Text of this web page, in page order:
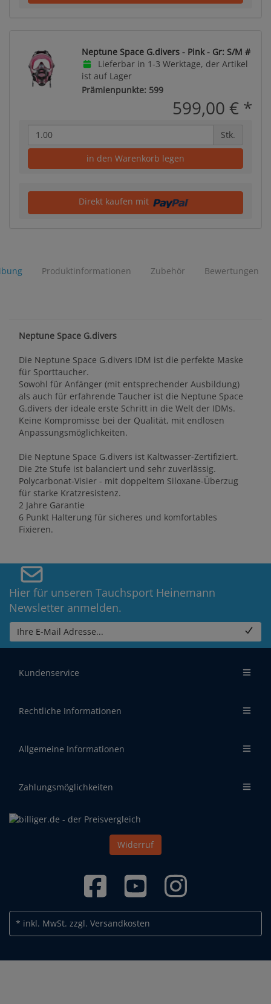
Neptune Space G.divers - Pink - Gr: S/M #
Lieferbar in 1-3 Werktage, der Artikel
ist auf Lager
Prämienpunkte: 599
599,00 € *
Stk.
in den Warenkorb legen
Direkt kaufen mit
Produktinformationen Zubehör Bewertungen
Neptune Space G.divers
Die Neptune Space G.divers IDM ist die perfekte Maske
für Sporttaucher.
Sowohl für Anfänger (mit entsprechender Ausbildung)
als auch für erfahrende Taucher ist die Neptune Space
G.divers der ideale erste Schritt in die Welt der IDMs.
Keine Kompromisse bei der Qualität, mit endlosen
Anpassungsmöglichkeiten.
Die Neptune Space G.divers ist Kaltwasser-Zertifiziert.
Die 2te Stufe ist balanciert und sehr zuverlässig.
Polycarbonat-Visier - mit doppeltem Siloxane-Überzug
für starke Kratzresistenz.
2 Jahre Garantie
6 Punkt Halterung für sicheres und komfortables
Fixieren.
Hier für unseren Tauchsport Heinemann
Newsletter anmelden.
Ihre E-Mail Adresse...
Kundenservice
Rechtliche Informationen
Allgemeine Informationen
Zahlungsmöglichkeiten
Widerruf
* inkl. MwSt. zzgl. Versandkosten